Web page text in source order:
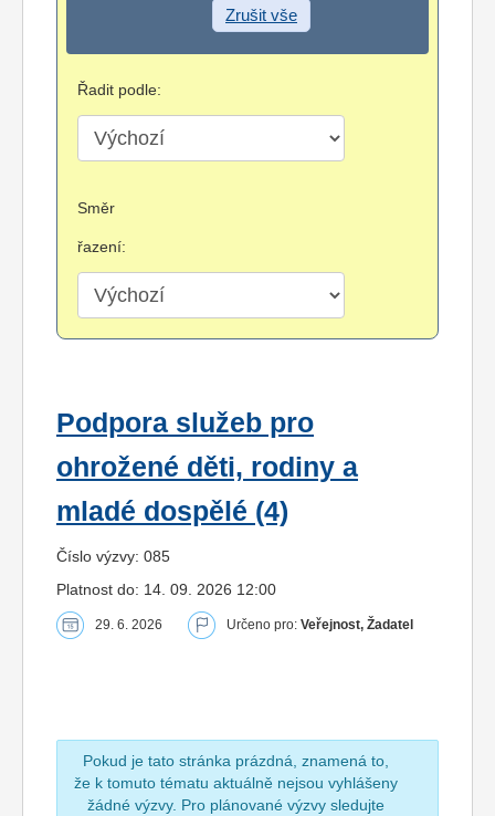
Zrušit vše
Řadit podle:
Směr
řazení:
Podpora služeb pro
ohrožené děti, rodiny a
mladé dospělé (4)
Číslo výzvy: 085
Platnost do: 14. 09. 2026 12:00
29. 6. 2026 Určeno pro: Veřejnost, Žadatel
Pokud je tato stránka prázdná, znamená to,
že k tomuto tématu aktuálně nejsou vyhlášeny
žádné výzvy. Pro plánované výzvy sledujte